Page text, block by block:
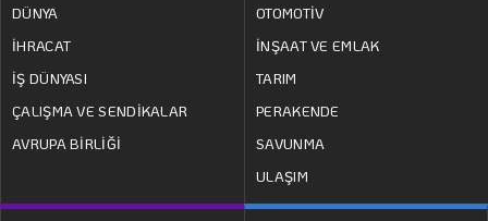
DÜNYA
İHRACAT
İŞ DÜNYASI
ÇALIŞMA VE SENDİKALAR
AVRUPA BİRLİĞİ
OTOMOTİV
İNŞAAT VE EMLAK
TARIM
PERAKENDE
SAVUNMA
ULAŞIM